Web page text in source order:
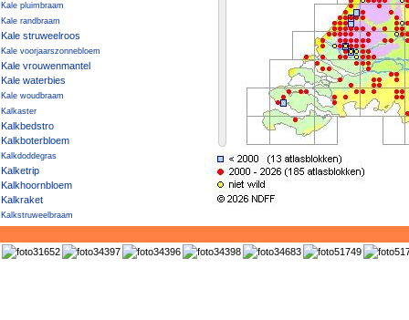
Kale pluimbraam
Kale randbraam
Kale struweelroos
Kale voorjaarszonnebloem
Kale vrouwenmantel
Kale waterbies
Kale woudbraam
Kalkaster
Kalkbedstro
Kalkboterbloem
Kalkdoddegras
Kalketrip
Kalkhoornbloem
Kalkraket
Kalkstruweelbraam
Kalkwalstro
Kalkzwenkgras
Kalmoes